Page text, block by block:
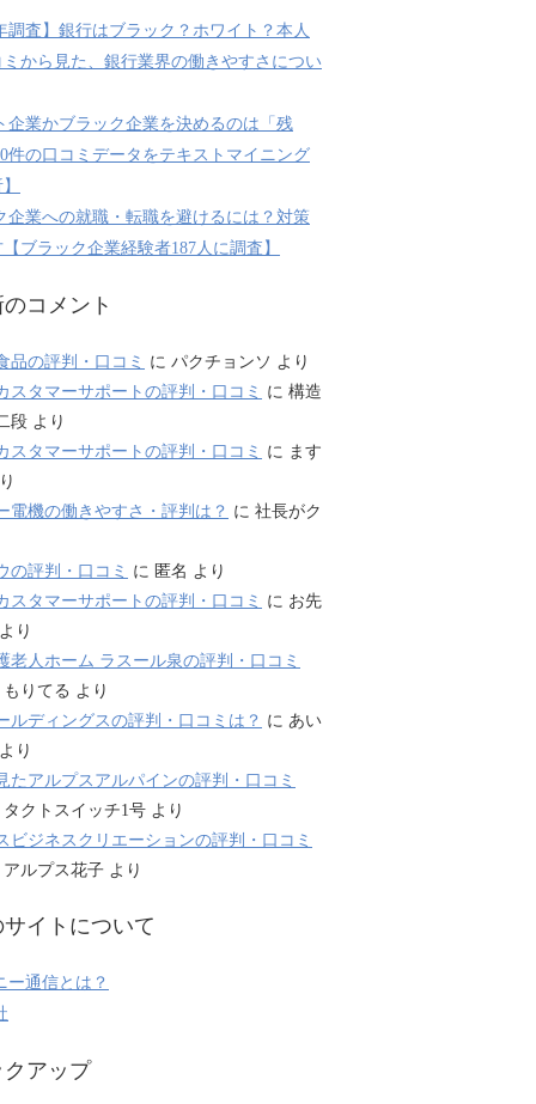
調査】銀行はブラック？ホワイト？本人
から見た、銀行業界の働きやすさについ
企業かブラック企業を決めるのは「残
件の口コミデータをテキストマイニング
企業への就職・転職を避けるには？対策
ブラック企業経験者187人に調査】
コメント
品の評判・口コミ に パクチョンソ より
スタマーサポートの評判・口コミ に 構造
段 より
スタマーサポートの評判・口コミ に ます
電機の働きやすさ・評判は？ に 社長がク
の評判・口コミ に 匿名 より
スタマーサポートの評判・口コミ に お先
り
老人ホーム ラスール泉の評判・口コミ
もりてる より
ルディングスの評判・口コミは？ に あい
り
たアルプスアルパインの評判・口コミ
タクトスイッチ1号 より
ビジネスクリエーションの評判・口コミ
アルプス花子 より
イトについて
ー通信とは？
クアップ